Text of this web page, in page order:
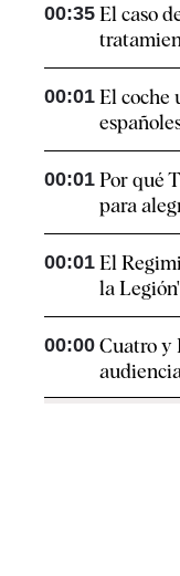
00:35 El caso
00:01 El coche
00:01 Por qué
para
00:01 El
la
00:00 Cuatro y